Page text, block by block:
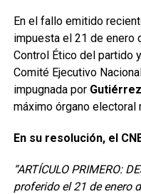
En el fallo emitido
impuesta el 21 de enero
Control Ético del partido
Comité Ejecutivo
impugnada por
máximo órgano electoral
En su resolución, el
“ARTÍCULO PRIMERO:
proferido el 21 de enero